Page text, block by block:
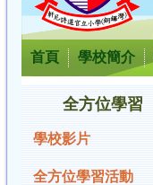
首頁 學校簡介
全方位學習
學校影片
全方位學習活動